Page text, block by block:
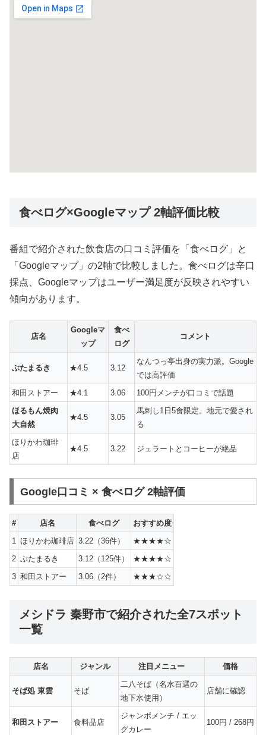
食べログ×Googleマップ 2軸評価比較
番組で紹介された飲食店の口コミ評価を「食べログ」と
「Googleマップ」の2軸で比較しました。食べログは辛口
採点、Googleマップはユーザー満足度が反映されやすい
傾向があります。
店名
Googleマ
ップ
食べ
ログ
コメント
ぶたまるき ★4.5 3.12
なんつっ亭出身の実力派。Google
では高評価
和田ストアー
★4.1 3.06
100円メンチが口コミで話題
ほるもん焼肉
大自然
★4.5 3.05
馬刺し1日5食限定。地元で愛され
る
ほりかわ珈琲
店
★4.5 3.22 ジェラートとコーヒーが絶品
Google口コミ × 食べログ 2軸評価
# 店名 食べログ
おすすめ度
1 ほりかわ珈琲店 3.22（36件）
★★★★☆
2 ぶたまるき 3.12（125件）
★★★★☆
3 和田ストアー 3.06（2件） ★★★☆☆
メシドラ 秦野市で紹介された全7スポット
一覧
店名 ジャンル 注目メニュー 価格
そば処 東雲 そば
二八そば（名水百選の
地下水使用）
店舗に確認
和田ストアー 食料品店
ジャンボメンチ / エッ
グカレー
100円 / 268円